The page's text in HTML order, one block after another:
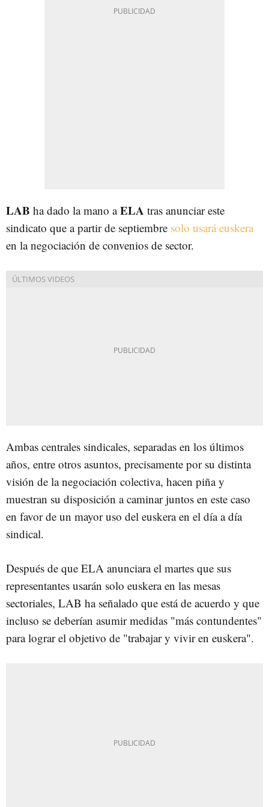
LAB ha dado la mano aELA tras anunciar este
sindicato que a partir de septiembre solo usará euskera
en la negociación de convenios de sector.
Ambas centrales sindicales, separadas en los últimos
años, entre otros asuntos, precisamente por su distinta
visión de la negociación colectiva, hacen piña y
muestran su disposición a caminar juntos en este caso
en favor de un mayor uso del euskera en el día a día
sindical.
Después de que ELA anunciara el martes que sus
representantes usarán solo euskera en las mesas
sectoriales, LAB ha señalado que está de acuerdo y que
incluso se deberían asumir medidas "más contundentes"
para lograr el objetivo de "trabajar y vivir en euskera".